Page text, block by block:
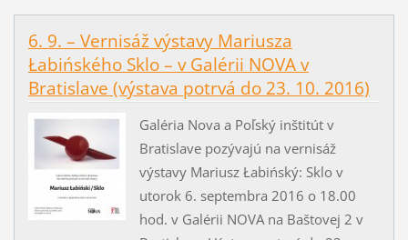
6. 9. – Vernisáž výstavy Mariusza
Łabińského Sklo – v Galérii NOVA v
Bratislave (výstava potrvá do 23. 10. 2016)
Galéria Nova a Poľský inštitút v
Bratislave pozývajú na vernisáž
výstavy Mariusz Łabińský: Sklo v
utorok 6. septembra 2016 o 18.00
hod. v Galérii NOVA na Baštovej 2 v